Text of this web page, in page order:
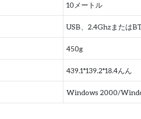
10メートル
USB、2.4Ghzまたは
450g
439.1*139.2*18.4んん
Windows 2000/